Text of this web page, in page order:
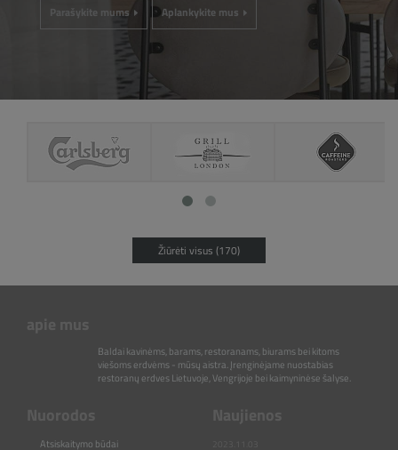
Parašykite mums Aplankykite mus
Žiūrėti visus (170)
Baldai kavinėms, barams, restoranams, biurams bei kitoms
viešoms erdvėms - mūsų aistra. Įrenginėjame nuostabias
restoranų erdves Lietuvoje, Vengrijoje bei kaimyninėse šalyse.
Atsiskaitymo būdai